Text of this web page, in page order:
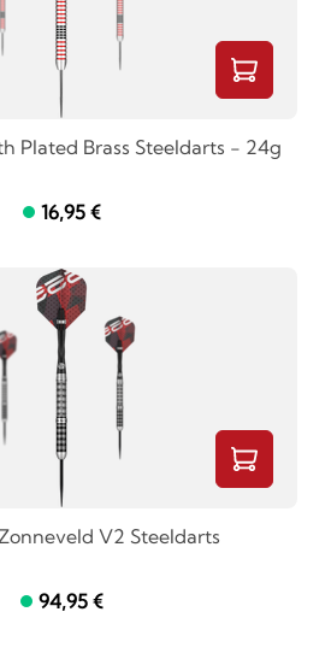
Plated Brass Steeldarts - 24g
16,95 €
V2 Steeldarts
94,95 €